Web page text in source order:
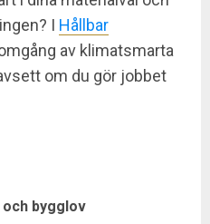
I Hållbar
av klimatsmarta
om du gör jobbet
och bygglov